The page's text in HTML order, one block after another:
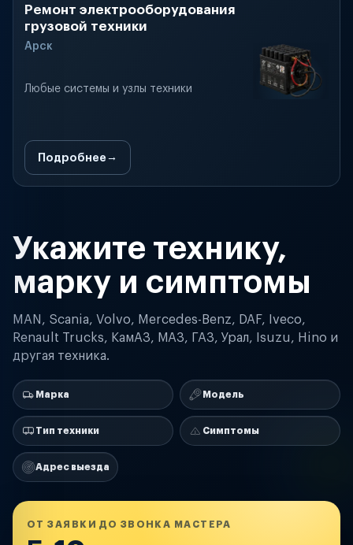
Ремонт электрооборудования
грузовой техники
Арск
Любые системы и узлы техники
Подробнее
Укажите технику,
марку и симптомы
MAN, Scania, Volvo, Mercedes-Benz, DAF, Iveco,
Renault Trucks, КамАЗ, МАЗ, ГАЗ, Урал, Isuzu, Hino и
другая техника.
Марка Модель
Тип техники Симптомы
Адрес выезда
ОТ ЗАЯВКИ ДО ЗВОНКА МАСТЕРА